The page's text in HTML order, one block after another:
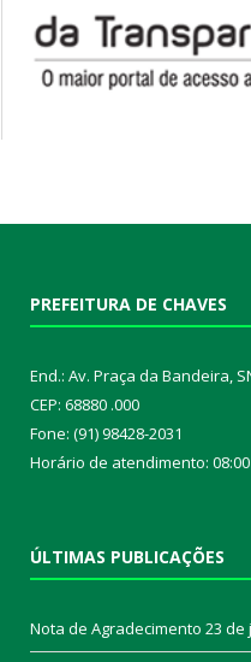
PREFEITURA DE CHAVES
End.: Av. Praça da Bandeira,
CEP: 68880 .000
Fone: (91) 98428-2031
Horário de atendimento:
ÚLTIMAS PUBLICAÇÕES
Nota de Agradecimento 23 de